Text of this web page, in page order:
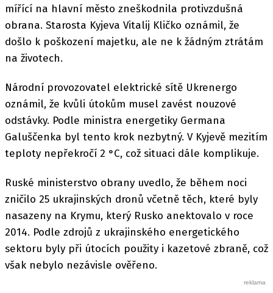
mířící na hlavní město zneškodnila protivzdušná
obrana. Starosta Kyjeva Vitalij Kličko oznámil, že
došlo k poškození majetku, ale ne k žádným ztrátám
na životech.
Národní provozovatel elektrické sítě Ukrenergo
oznámil, že kvůli útokům musel zavést nouzové
odstávky. Podle ministra energetiky Germana
Galuščenka byl tento krok nezbytný. V Kyjevě mezitím
teploty nepřekročí 2 °C, což situaci dále komplikuje.
Ruské ministerstvo obrany uvedlo, že během noci
zničilo 25 ukrajinských dronů včetně těch, které byly
nasazeny na Krymu, který Rusko anektovalo v roce
2014. Podle zdrojů z ukrajinského energetického
sektoru byly při útocích použity i kazetové zbraně, což
však nebylo nezávisle ověřeno.